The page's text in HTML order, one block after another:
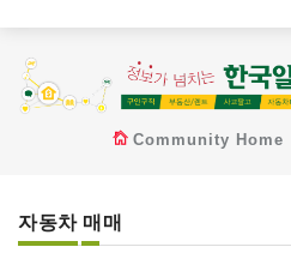
Community Home
자동차 매매